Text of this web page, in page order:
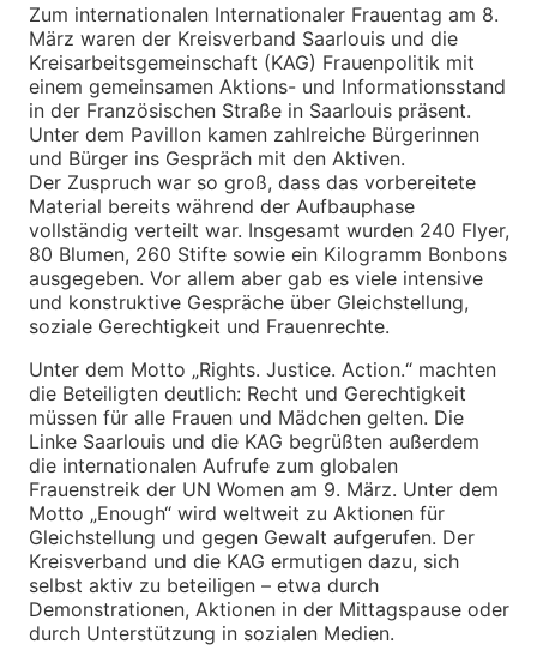
Zum internationalen Internationaler Frauentag am 8.
März waren der Kreisverband Saarlouis und die
Kreisarbeitsgemeinschaft (KAG) Frauenpolitik mit
einem gemeinsamen Aktions- und Informationsstand
in der Französischen Straße in Saarlouis präsent.
Unter dem Pavillon kamen zahlreiche Bürgerinnen
und Bürger ins Gespräch mit den Aktiven.
Der Zuspruch war so groß, dass das vorbereitete
Material bereits während der Aufbauphase
vollständig verteilt war. Insgesamt wurden 240 Flyer,
80 Blumen, 260 Stifte sowie ein Kilogramm Bonbons
ausgegeben. Vor allem aber gab es viele intensive
und konstruktive Gespräche über Gleichstellung,
soziale Gerechtigkeit und Frauenrechte.
Unter dem Motto „Rights. Justice. Action.“ machten
die Beteiligten deutlich: Recht und Gerechtigkeit
müssen für alle Frauen und Mädchen gelten. Die
Linke Saarlouis und die KAG begrüßten außerdem
die internationalen Aufrufe zum globalen
Frauenstreik der UN Women am 9. März. Unter dem
Motto „Enough“ wird weltweit zu Aktionen für
Gleichstellung und gegen Gewalt aufgerufen. Der
Kreisverband und die KAG ermutigen dazu, sich
selbst aktiv zu beteiligen – etwa durch
Demonstrationen, Aktionen in der Mittagspause oder
durch Unterstützung in sozialen Medien.